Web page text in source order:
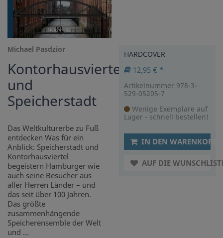
Michael Pasdzior
Kontorhausviertel
und
Speicherstadt
Das Weltkulturerbe zu Fuß
entdecken Was für ein
Anblick: Speicherstadt und
Kontorhausviertel
begeistern Hamburger wie
auch seine Besucher aus
aller Herren Länder – und
das seit über 100 Jahren.
Das größte
zusammenhängende
Speicherensemble der Welt
und ...
HARDCOVER
12,95 € *
Artikelnummer 978-3-
529-05205-7
Wenige Exemplare auf
Lager - schnell bestellen!
IN DEN WARENKORB
AUF DIE